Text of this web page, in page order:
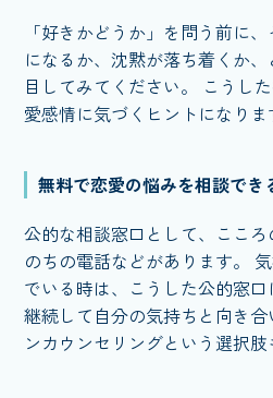
「好きかどうか」を問う前に
になるか、沈黙が落ち着くか
目してみてください。 こうし
愛感情に気づくヒントになりま
無料で恋愛の悩みを相談でき
公的な相談窓口として、ここ
のちの電話などがあります。
でいる時は、こうした公的窓口
継続して自分の気持ちと向き
ンカウンセリングという選択肢